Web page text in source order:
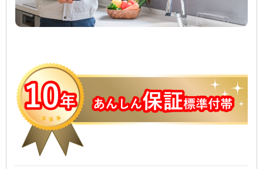
ご予約・お見積り・空き状況はこちら
お問い合わせ
Close